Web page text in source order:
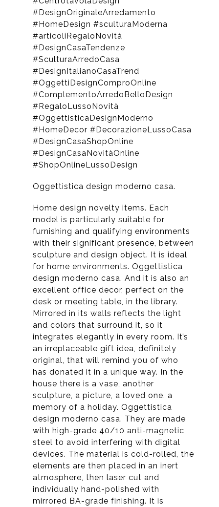
#DesignOriginaleArredamento
#HomeDesign #sculturaModerna
#articoliRegaloNovità
#DesignCasaTendenze
#SculturaArredoCasa
#DesignItalianoCasaTrend
#OggettiDesignComproOnline
#ComplementoArredoBelloDesign
#RegaloLussoNovità
#OggettisticaDesignModerno
#HomeDecor #DecorazioneLussoCasa
#DesignCasaShopOnline
#DesignCasaNovitàOnline
#ShopOnlineLussoDesign
Oggettistica design moderno casa.
Home design novelty items. Each
model is particularly suitable for
furnishing and qualifying environments
with their significant presence, between
sculpture and design object. It is ideal
for home environments. Oggettistica
design moderno casa. And it is also an
excellent office decor, perfect on the
desk or meeting table, in the library.
Mirrored in its walls reflects the light
and colors that surround it, so it
integrates elegantly in every room. It’s
an irreplaceable gift idea, definitely
original, that will remind you of who
has donated it in a unique way. In the
house there is a vase, another
sculpture, a picture, a loved one, a
memory of a holiday. Oggettistica
design moderno casa. They are made
with high-grade 40/10 anti-magnetic
steel to avoid interfering with digital
devices. The material is cold-rolled, the
elements are then placed in an inert
atmosphere, then laser cut and
individually hand-polished with
mirrored BA-grade finishing. It is